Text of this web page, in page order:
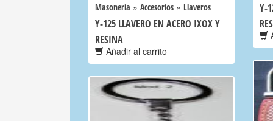
Y-
Masoneria » Accesorios » Llaveros
Y-125 LLAVERO EN ACERO IXOX Y
RESINA
Añadir al carrito